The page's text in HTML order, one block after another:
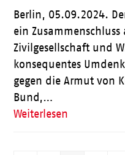
Berlin, 05.09.2024.
ein
Zivilgesellschaft und
konsequentes
gegen die Armut von
Bund,…
Weiterlesen